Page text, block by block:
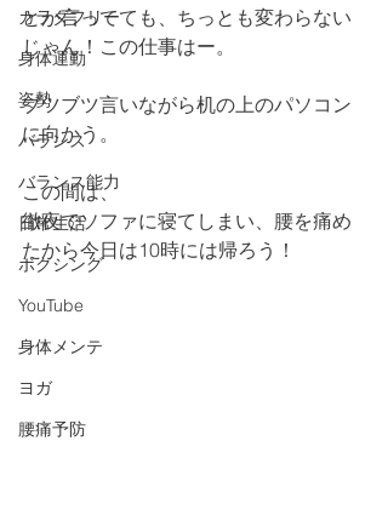
カラダフリー
身体運動
姿勢
バランス
バランス能力
日常生活
ボクシング
YouTube
身体メンテ
ヨガ
腰痛予防
とか言ってても、ちっとも変わらない
じゃん！この仕事はー。
ブツブツ言いながら机の上のパソコン
に向かう。
この間は、
徹夜でソファに寝てしまい、腰を痛め
たから今日は10時には帰ろう！